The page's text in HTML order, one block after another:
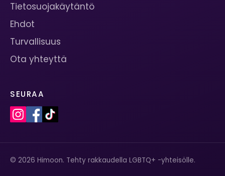
Tietosuojakäytäntö
Ehdot
Turvallisuus
Ota yhteyttä
SEURAA
© 2026 Himoon. Tehty rakkaudella LGBTQ+ -yhteisölle.